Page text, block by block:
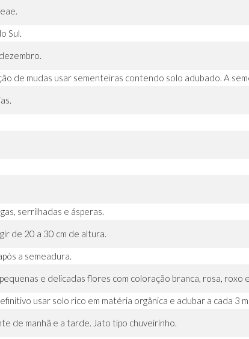
Sul.
de mudas usar sementeiras contendo solo adubado. A
serrilhadas e ásperas.
de 20 a 30 cm de altura.
a semeadura.
e delicadas flores com coloração branca, rosa, roxo
usar solo rico em matéria orgânica e adubar a cada 3
de manhã e a tarde. Jato tipo chuveirinho.